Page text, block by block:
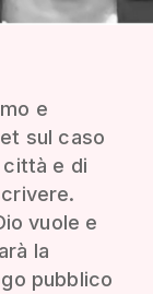
e
sul caso
città e di
vuole e
la
pubblico